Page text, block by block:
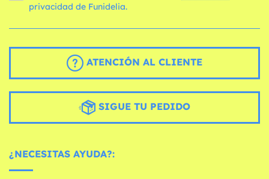
privacidad de Funidelia.
ATENCIÓN AL CLIENTE
SIGUE TU PEDIDO
¿NECESITAS AYUDA?: